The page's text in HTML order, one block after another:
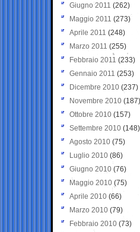
Giugno 2011 (262)
Maggio 2011 (273)
Aprile 2011 (248)
Marzo 2011 (255)
Febbraio 2011 (233)
Gennaio 2011 (253)
Dicembre 2010 (237)
Novembre 2010 (187)
Ottobre 2010 (157)
Settembre 2010 (148)
Agosto 2010 (75)
Luglio 2010 (86)
Giugno 2010 (76)
Maggio 2010 (75)
Aprile 2010 (66)
Marzo 2010 (79)
Febbraio 2010 (73)